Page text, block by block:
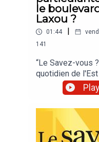
le
Laxou ?
01:44
141
“Le Savez-vous
quotidien de
et à tout ce que
raconté par
articles réalisés
Play